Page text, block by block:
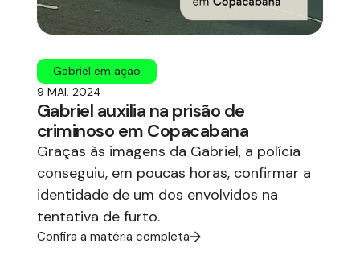
Gabriel em ação
9 MAI. 2024
Gabriel auxilia na prisão de
criminoso em Copacabana
Graças às imagens da Gabriel, a polícia
conseguiu, em poucas horas, confirmar a
identidade de um dos envolvidos na
tentativa de furto.
Confira a matéria completa